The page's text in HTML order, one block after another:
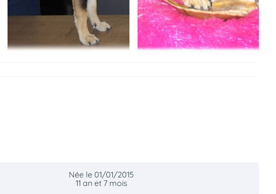
Née le 01/01/2015
11 an et 7 mois